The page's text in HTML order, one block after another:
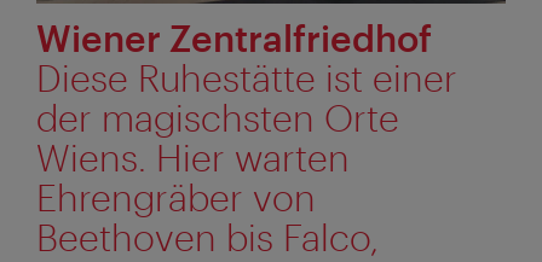
Wiener Zentralfriedhof
Diese Ruhestätte ist einer
der magischsten Orte
Wiens. Hier warten
Ehrengräber von
Beethoven bis Falco,